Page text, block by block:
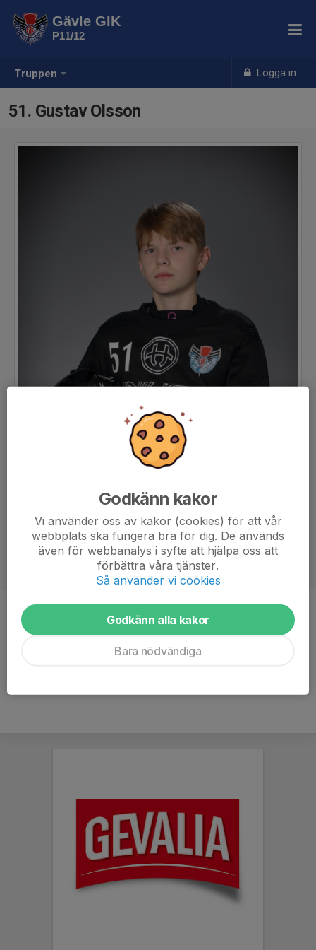
Truppen Logga in
Gävle GIK
P11/12
51. Gustav Olsson
Position
Målvakt
Ålder
14 år
Godkänn kakor
Vi använder oss av kakor (cookies) för att vår
webbplats ska fungera bra för dig. De används
även för webbanalys i syfte att hjälpa oss att
förbättra våra tjänster.
Så använder vi cookies
Godkänn alla kakor
Bara nödvändiga